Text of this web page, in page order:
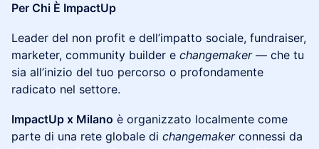
Per Chi È ImpactUp
​Leader del non profit e dell’impatto sociale, fundraiser,
marketer, community builder e changemaker— che tu
sia all’inizio del tuo percorso o profondamente
radicato nel settore.
ImpactUp x Milano è organizzato localmente come
parte di una rete globale di changemakerconnessi da